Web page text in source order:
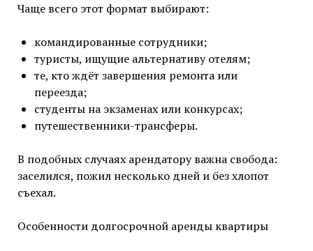
Чаще всего этот формат выбирают:
командированные сотрудники;
туристы, ищущие альтернативу отелям;
те, кто ждёт завершения ремонта или
переезда;
студенты на экзаменах или конкурсах;
путешественники-трансферы.
В подобных случаях арендатору важна свобода:
заселился, пожил несколько дней и без хлопот
съехал.
Особенности долгосрочной аренды квартиры